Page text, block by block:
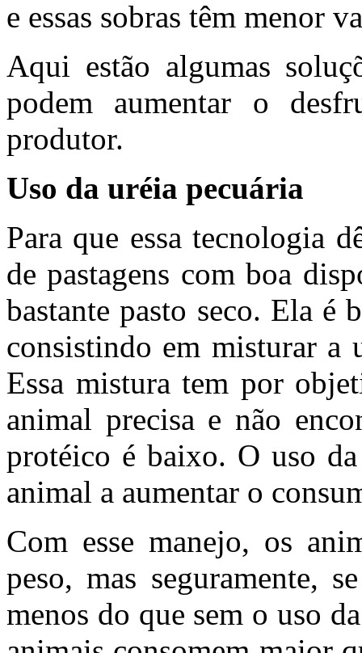
e essas sobras têm menor
Aqui estão algumas
podem aumentar o
produtor.
Uso da uréia pecuária
Para que essa tecnologia
de pastagens com boa
bastante pasto seco. Ela é
consistindo em misturar a
Essa mistura tem por
animal precisa e não
protéico é baixo. O uso
animal a aumentar o
Com esse manejo, os
peso, mas seguramente,
menos do que sem o uso